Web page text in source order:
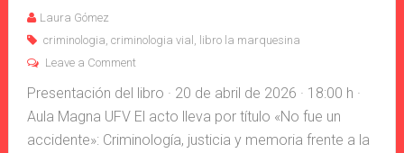
Laura Gómez
criminologia criminologia vial libro la marquesina
Leave a Comment
Presentación del libro · 20 de abril de 2026 · 18:00 h ·
Aula Magna UFV El acto lleva por título «No fue un
accidente»: Criminología, justicia y memoria frente a la